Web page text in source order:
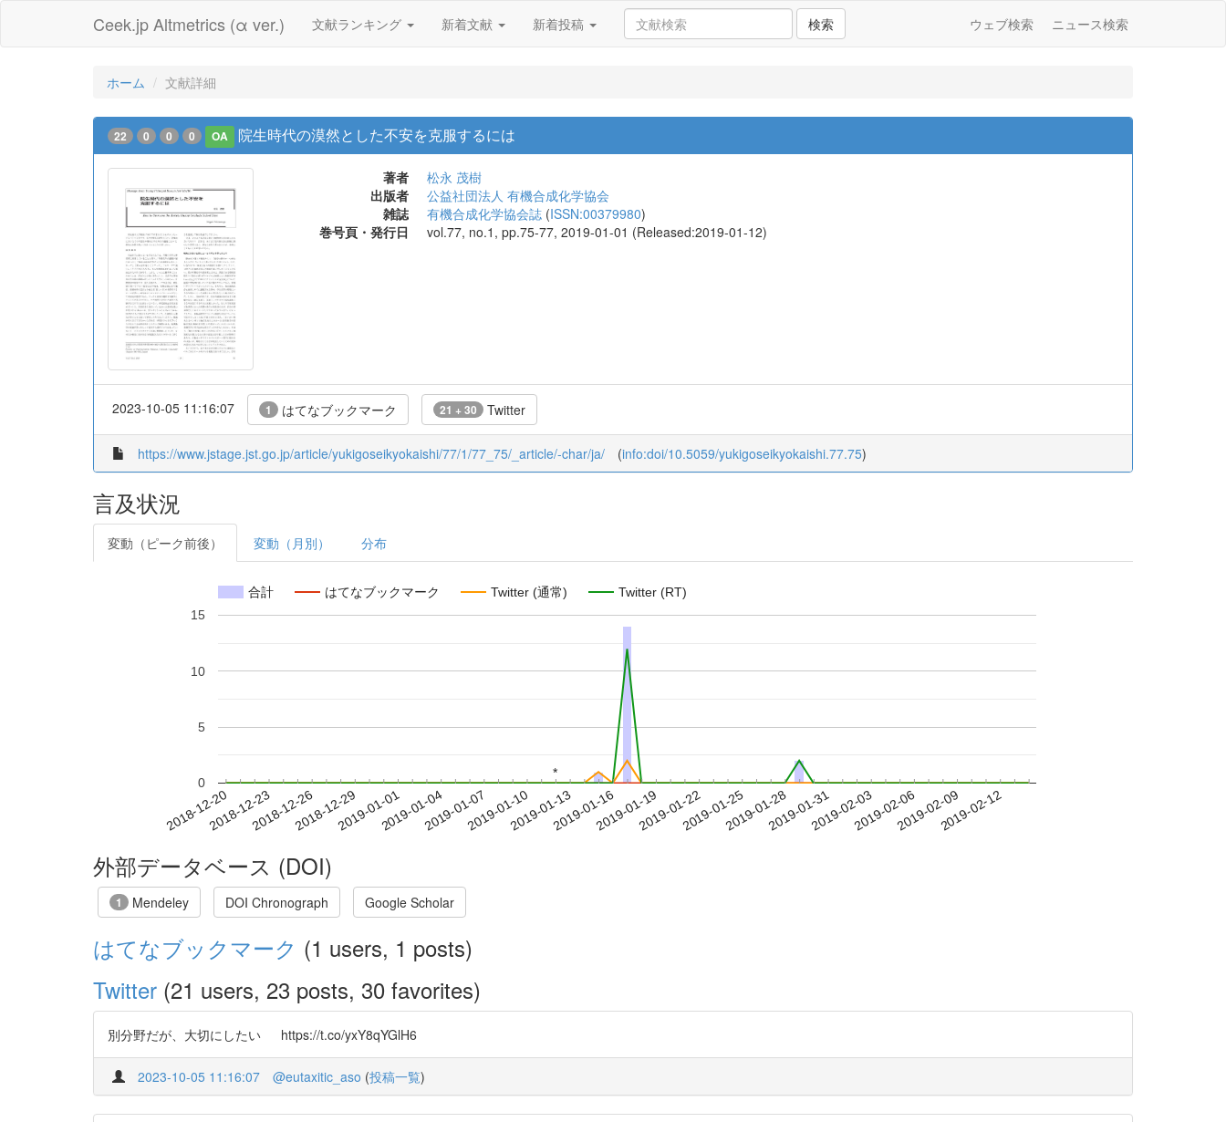
Ceek.jp Altmetrics (α ver.) 文献ランキング 新着文献 新着投稿 検索 ウェブ検索 ニュース検索
ホーム 文献詳細
22 0 0 0 OA 院生時代の漠然とした不安を克服するには
著者
松永 茂樹
出版者
公益社団法人 有機合成化学協会
雑誌
有機合成化学協会誌 (ISSN:00379980)
巻号頁・発行日
vol.77, no.1, pp.75-77, 2019-01-01 (Released:2019-01-12)
2023-10-05 11:16:07 1 はてなブックマーク 21 + 30 Twitter
https://www.jstage.jst.go.jp/article/yukigoseikyokaishi/77/1/77_75/_article/-char/ja/ (info:doi/10.5059/yukigoseikyokaishi.77.75)
言及状況
変動（ピーク前後） 変動（月別） 分布
合計 はてなブックマーク Twitter (通常) Twitter (RT)
2018-12-202018-12-232018-12-262018-12-292019-01-012019-01-042019-01-072019-01-102019-01-132019-01-162019-01-192019-01-222019-01-252019-01-282019-01-312019-02-032019-02-062019-02-092019-02-12
0
5
10
15
*
*
外部データベース (DOI)
1 Mendeley DOI Chronograph Google Scholar
はてなブックマーク (1 users, 1 posts)
Twitter (21 users, 23 posts, 30 favorites)
別分野だが、大切にしたい https://t.co/yxY8qYGlH6
2023-10-05 11:16:07 @eutaxitic_aso (投稿一覧)